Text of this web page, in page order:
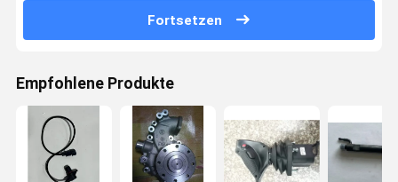
Fortsetzen
Empfohlene Produkte